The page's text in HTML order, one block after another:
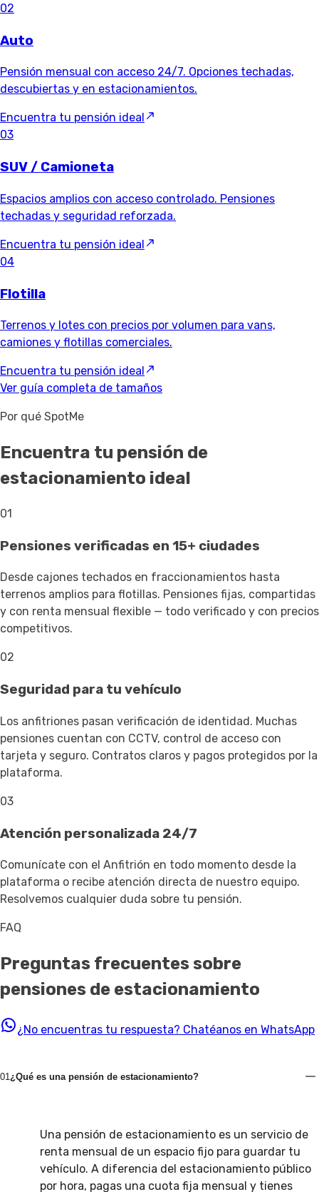
02
Auto
Pensión mensual con acceso 24/7. Opciones techadas,
descubiertas y en estacionamientos.
Encuentra tu pensión ideal
03
SUV / Camioneta
Espacios amplios con acceso controlado. Pensiones
techadas y seguridad reforzada.
Encuentra tu pensión ideal
04
Flotilla
Terrenos y lotes con precios por volumen para vans,
camiones y flotillas comerciales.
Encuentra tu pensión ideal
Ver guía completa de tamaños
Por qué SpotMe
Encuentra tu pensión de
estacionamiento ideal
01
Pensiones verificadas en 15+ ciudades
Desde cajones techados en fraccionamientos hasta
terrenos amplios para flotillas. Pensiones fijas, compartidas
y con renta mensual flexible — todo verificado y con precios
competitivos.
02
Seguridad para tu vehículo
Los anfitriones pasan verificación de identidad. Muchas
pensiones cuentan con CCTV, control de acceso con
tarjeta y seguro. Contratos claros y pagos protegidos por la
plataforma.
03
Atención personalizada 24/7
Comunícate con el Anfitrión en todo momento desde la
plataforma o recibe atención directa de nuestro equipo.
Resolvemos cualquier duda sobre tu pensión.
FAQ
Preguntas frecuentes sobre
pensiones de estacionamiento
¿No encuentras tu respuesta? Chatéanos en WhatsApp
01 ¿Qué es una pensión de estacionamiento?
Una pensión de estacionamiento es un servicio de
renta mensual de un espacio fijo para guardar tu
vehículo. A diferencia del estacionamiento público
por hora, pagas una cuota fija mensual y tienes